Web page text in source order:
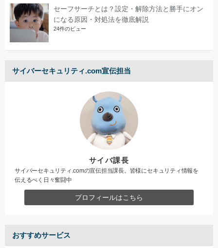
セーフサーチとは？設定・解除方法と勝手にオン
になる原因・対処法を徹底解説
24件のビュー
サイバーセキュリティ.com宣伝担当
サイバ課長
サイバーセキュリティ.comの宣伝担当課長。皆様にセキュリティ情報を
伝えるべく日々奮闘中
プロフィールはこちら
おすすめサービス